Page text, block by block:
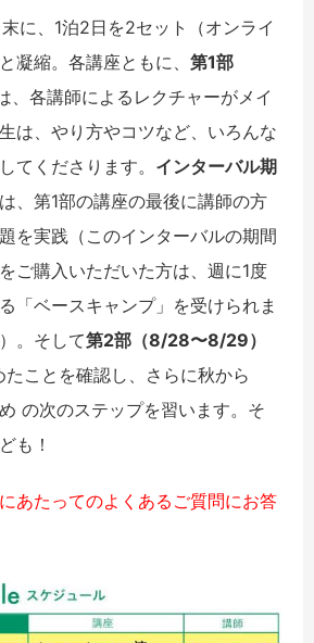
に、1泊2日を2セット（オンライ
凝縮。各講座ともに、 第1部
、各講師によるレクチャーがメイ
は、やり方やコツなど、いろんな
てくださります。 インターバル期
は、第1部の講座の最後に講師の方
を実践（このインターバルの期間
をご購入いただいた方は、週に1度
「ベースキャンプ」を受けられま
）。そして第2部（8/28〜8/29）
たことを確認し、さらに秋から
の次のステップを習います。そ
も！
あたってのよくあるご質問にお答